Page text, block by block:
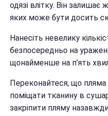
одязі влітку. Він залишає
яких може бути досить
Нанесіть невелику
безпосередньо на
щонайменше на п’ять
Переконайтеся, що
поміщати тканину в
закріпити пляму